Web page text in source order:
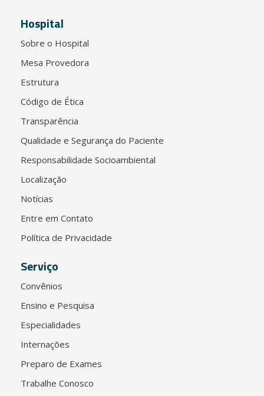
Hospital
Sobre o Hospital
Mesa Provedora
Estrutura
Código de Ética
Transparência
Qualidade e Segurança do Paciente
Responsabilidade Socioambiental
Localização
Notícias
Entre em Contato
Política de Privacidade
Serviço
Convênios
Ensino e Pesquisa
Especialidades
Internações
Preparo de Exames
Trabalhe Conosco